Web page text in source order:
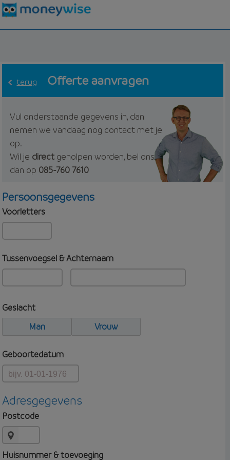
terug Offerte aanvragen
Vul onderstaande gegevens in, dan
nemen we vandaag nog contact met je
op.
Wil je directgeholpen worden, bel ons
dan op 085-760 7610
Persoonsgegevens
Voorletters
Tussenvoegsel & Achternaam
Geslacht
Man
Vrouw
Geboortedatum
Adresgegevens
Postcode
Huisnummer & toevoeging